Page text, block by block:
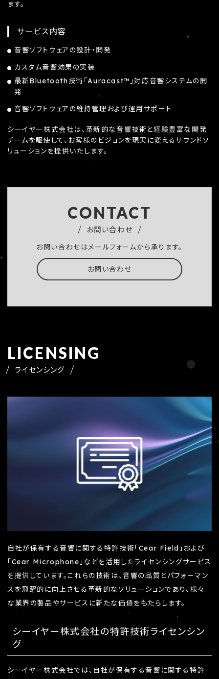
ます。
サービス内容
音響ソフトウェアの設計・開発
カスタム音響効果の実装
最新Bluetooth技術「Auracast™」対応音響システムの開
発
音響ソフトウェアの維持管理および運用サポート
シーイヤー株式会社は、革新的な音響技術と経験豊富な開発
チームを駆使して、お客様のビジョンを現実に変えるサウンドソ
リューションを提供いたします。
CONTACT
お問い合わせ
お問い合わせはメールフォームから承ります。
お問い合わせ
LICENSING
ライセンシング
自社が保有する音響に関する特許技術「Cear Field」および
「Cear Microphone」などを活用したライセンシングサービス
を提供しています。これらの技術は、音響の品質とパフォーマン
スを飛躍的に向上させる革新的なソリューションであり、様々
な業界の製品やサービスに新たな価値をもたらします。
シーイヤー株式会社の特許技術ライセンシン
グ
シーイヤー株式会社では、自社が保有する音響に関する特許